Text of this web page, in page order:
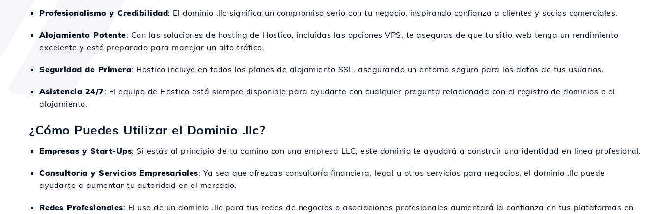
Profesionalismo y Credibilidad: El dominio .llc significa un compromiso serio con tu negocio, inspirando confianza a clientes y socios comerciales.
Alojamiento Potente: Con las soluciones de hosting de Hostico, incluidas las opciones VPS, te aseguras de que tu sitio web tenga un rendimiento
excelente y esté preparado para manejar un alto tráfico.
Seguridad de Primera: Hostico incluye en todos los planes de alojamiento SSL, asegurando un entorno seguro para los datos de tus usuarios.
Asistencia 24/7: El equipo de Hostico está siempre disponible para ayudarte con cualquier pregunta relacionada con el registro de dominios o el
alojamiento.
¿Cómo Puedes Utilizar el Dominio .llc?
Empresas y Start-Ups: Si estás al principio de tu camino con una empresa LLC, este dominio te ayudará a construir una identidad en línea profesional.
Consultoría y Servicios Empresariales: Ya sea que ofrezcas consultoría financiera, legal u otros servicios para negocios, el dominio .llc puede
ayudarte a aumentar tu autoridad en el mercado.
Redes Profesionales: El uso de un dominio .llc para tus redes de negocios o asociaciones profesionales aumentará la confianza en tus plataformas en